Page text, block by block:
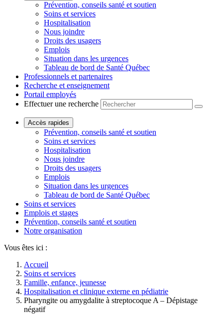
Prévention, conseils santé et soutien
Soins et services
Hospitalisation
Nous joindre
Droits des usagers
Emplois
Situation dans les urgences
Tableau de bord de Santé Québec
Professionnels et partenaires
Recherche et enseignement
Portail employés
Effectuer une recherche
Accès rapides
Prévention, conseils santé et soutien
Soins et services
Hospitalisation
Nous joindre
Droits des usagers
Emplois
Situation dans les urgences
Tableau de bord de Santé Québec
Soins et services
Emplois et stages
Prévention, conseils santé et soutien
Notre organisation
Vous êtes ici :
Accueil
Soins et services
Famille, enfance, jeunesse
Hospitalisation et clinique externe en pédiatrie
Pharyngite ou amygdalite à streptocoque A – Dépistage
négatif